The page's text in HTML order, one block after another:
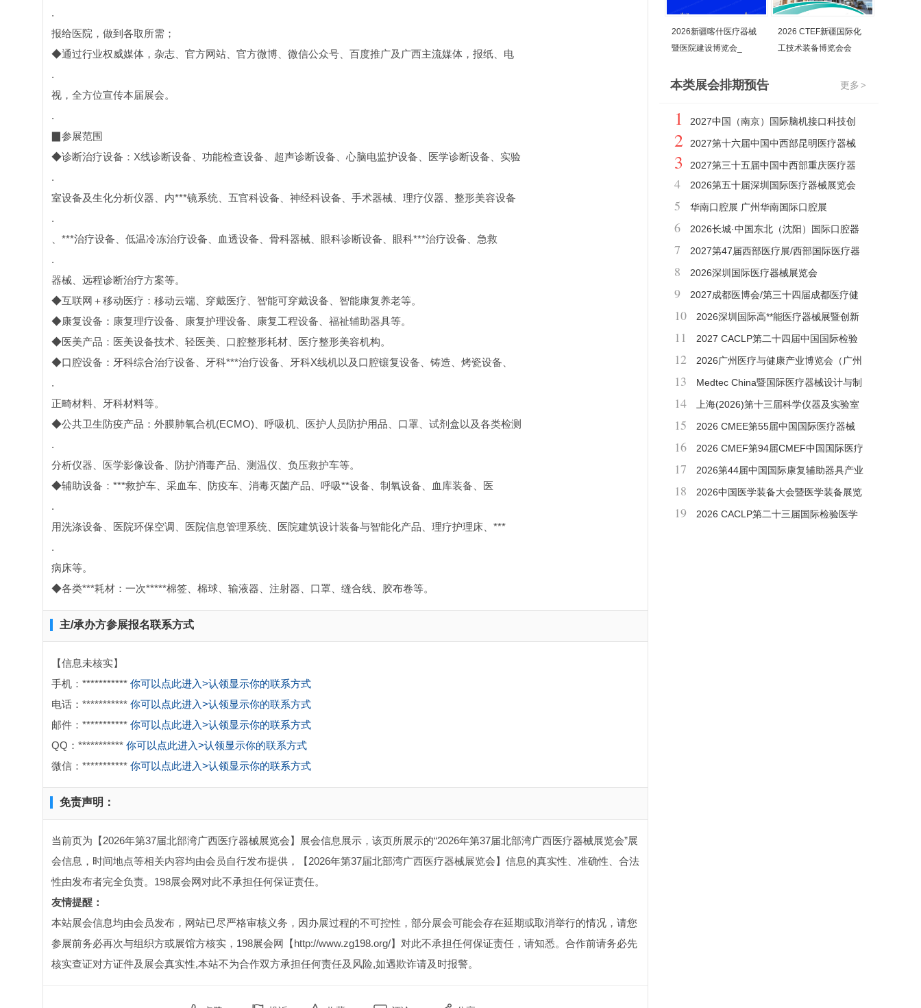
.
报给医院，做到各取所需；
◆通过行业权威媒体，杂志、官方网站、官方微博、微信公众号、百度推广及广西主流媒体，报纸、电
.
视，全方位宣传本届展会。
.
▉参展范围
◆诊断治疗设备：X线诊断设备、功能检查设备、超声诊断设备、心脑电监护设备、医学诊断设备、实验
.
室设备及生化分析仪器、内***镜系统、五官科设备、神经科设备、手术器械、理疗仪器、整形美容设备
.
、***治疗设备、低温冷冻治疗设备、血透设备、骨科器械、眼科诊断设备、眼科***治疗设备、急救
.
器械、远程诊断治疗方案等。
◆互联网＋移动医疗：移动云端、穿戴医疗、智能可穿戴设备、智能康复养老等。
◆康复设备：康复理疗设备、康复护理设备、康复工程设备、福祉辅助器具等。
◆医美产品：医美设备技术、轻医美、口腔整形耗材、医疗整形美容机构。
◆口腔设备：牙科综合治疗设备、牙科***治疗设备、牙科X线机以及口腔镶复设备、铸造、烤瓷设备、
.
正畸材料、牙科材料等。
◆公共卫生防疫产品：外膜肺氧合机(ECMO)、呼吸机、医护人员防护用品、口罩、试剂盒以及各类检测
.
分析仪器、医学影像设备、防护消毒产品、测温仪、负压救护车等。
◆辅助设备：***救护车、采血车、防疫车、消毒灭菌产品、呼吸**设备、制氧设备、血库装备、医
.
用洗涤设备、医院环保空调、医院信息管理系统、医院建筑设计装备与智能化产品、理疗护理床、***
.
病床等。
◆各类***耗材：一次*****棉签、棉球、输液器、注射器、口罩、缝合线、胶布卷等。
主/承办方参展报名联系方式
【信息未核实】
手机：*********** 你可以点此进入>认领显示你的联系方式
电话：*********** 你可以点此进入>认领显示你的联系方式
邮件：*********** 你可以点此进入>认领显示你的联系方式
QQ：*********** 你可以点此进入>认领显示你的联系方式
微信：*********** 你可以点此进入>认领显示你的联系方式
免责声明：
当前页为【2026年第37届北部湾广西医疗器械展览会】展会信息展示，该页所展示的“2026年第37届北部湾广西医疗器械展览会”展
会信息，时间地点等相关内容均由会员自行发布提供，【2026年第37届北部湾广西医疗器械展览会】信息的真实性、准确性、合法
性由发布者完全负责。198展会网对此不承担任何保证责任。
友情提醒：
本站展会信息均由会员发布，网站已尽严格审核义务，因办展过程的不可控性，部分展会可能会存在延期或取消举行的情况，请您
参展前务必再次与组织方或展馆方核实，198展会网【http://www.zg198.org/】对此不承担任何保证责任，请知悉。合作前请务必先
核实查证对方证件及展会真实性,本站不为合作双方承担任何责任及风险,如遇欺诈请及时报警。
2026新疆喀什医疗器械
暨医院建设博览会_
2026 CTEF新疆国际化
工技术装备博览会会
更多 >
本类展会排期预告
1
2027中国（南京）国际脑机接口科技创
新与产业博览会
2
2027第十六届中国中西部昆明医疗器械
博览会
3
2027第三十五届中国中西部重庆医疗器
械博览会
4 2026第五十届深圳国际医疗器械展览会
5 华南口腔展 广州华南国际口腔展
6
2026长城·中国东北（沈阳）国际口腔器
材展览会暨学术交流会
7
2027第47届西部医疗展/西部国际医疗器
械展览会
8 2026深圳国际医疗器械展览会
9
2027成都医博会/第三十四届成都医疗健
康博览会
10
2026深圳国际高**能医疗器械展暨创新
医药展
11
2027 CACLP第二十四届中国国际检验
医学暨输血仪器试剂博览会
12
2026广州医疗与健康产业博览会（广州
医博会）
13
Medtec China暨国际医疗器械设计与制
造技术展览会
14
上海(2026)第十三届科学仪器及实验室
装备展览会
15
2026 CMEE第55届中国国际医疗器械
(山东)博览会
16
2026 CMEF第94届CMEF中国国际医疗
器械博览会
17
2026第44届中国国际康复辅助器具产业
展会暨国际福祉机器展会
18
2026中国医学装备大会暨医学装备展览
会
19
2026 CACLP第二十三届国际检验医学